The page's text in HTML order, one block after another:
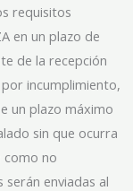
requisitos
en un plazo de
de la recepción
incumplimiento,
un plazo máximo
sin que ocurra
como no
enviadas al